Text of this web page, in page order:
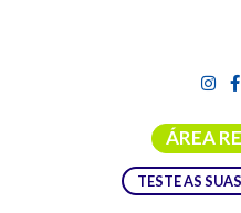
ÁREA
TESTE AS